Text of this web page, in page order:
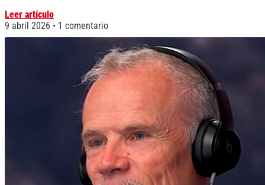
Leer artículo
9 abril 2026
1 comentario